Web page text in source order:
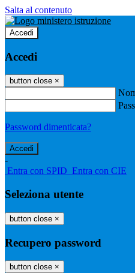
Salta al contenuto
Accedi
Accedi
button close ×
Password dimenticata?
-
Entra con SPID Entra con CIE
Seleziona utente
button close ×
Recupero password
button close ×